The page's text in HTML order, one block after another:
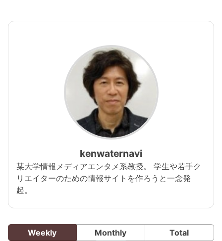
kenwaternavi
某大学情報メディアエンタメ系教授。 学生や若手ク
リエイターのための情報サイトを作ろうと一念発
起。
Weekly Monthly Total